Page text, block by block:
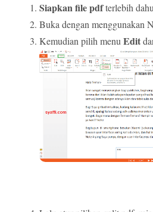
Siapkan file pdfterlebih
Buka dengan menggunakan
Kemudian pilih menuEdit